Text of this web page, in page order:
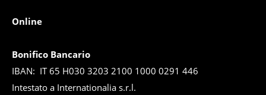
Online
Bonifico Bancario
IBAN: IT 65 H030 3203 2100 1000 0291 446
Intestato a Internationalia s.r.l.